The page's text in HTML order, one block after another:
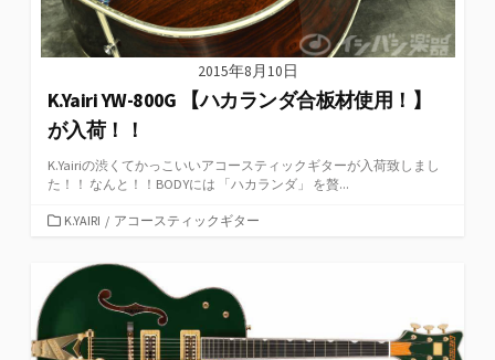
2015年8月10日
K.Yairi YW-800G 【ハカランダ合板材使用！】
が入荷！！
K.Yairiの渋くてかっこいいアコースティックギターが入荷致しまし
た！！ なんと！！BODYには 「ハカランダ」 を贅...
カ
リ
K.YAIRI / アコースティックギター